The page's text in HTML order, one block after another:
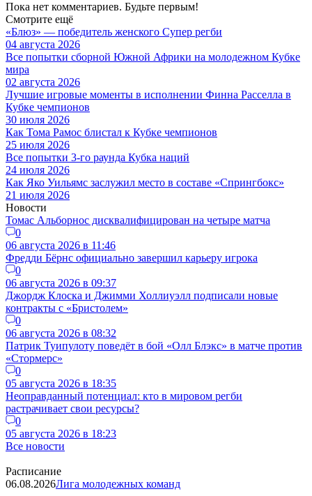
Пока нет комментариев. Будьте первым!
Смотрите ещё
«Блюз» — победитель женского Супер регби
04 августа 2026
Все попытки сборной Южной Африки на молодежном Кубке
мира
02 августа 2026
Лучшие игровые моменты в исполнении Финна Расселла в
Кубке чемпионов
30 июля 2026
Как Тома Рамос блистал к Кубке чемпионов
25 июля 2026
Все попытки 3-го раунда Кубка наций
24 июля 2026
Как Яко Уильямс заслужил место в составе «Спрингбокс»
21 июля 2026
Новости
Томас Альборнос дисквалифицирован на четыре матча
0
06 августа 2026 в 11:46
Фредди Бёрнс официально завершил карьеру игрока
0
06 августа 2026 в 09:37
Джордж Клоска и Джимми Холлиуэлл подписали новые
контракты с «Бристолем»
0
06 августа 2026 в 08:32
Патрик Туипулоту поведёт в бой «Олл Блэкс» в матче против
«Стормерс»
0
05 августа 2026 в 18:35
Неоправданный потенциал: кто в мировом регби
растрачивает свои ресурсы?
0
05 августа 2026 в 18:23
Все новости
Расписание
06.08.2026Лига молодежных команд